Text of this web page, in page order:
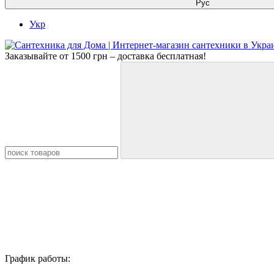
Рус
Укр
Заказывайте от 1500 грн – доставка бесплатная!
График работы: